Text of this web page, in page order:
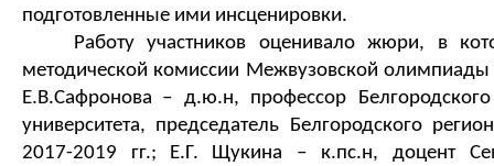
подготовленные ими инсценировки.
Работу участников оценивало жюри, в
методической комиссии Межвузовской олимпиады
Е.В.Сафронова – д.ю.н, профессор Белгородского
университета, председатель Белгородского
2017-2019 гг.; Е.Г. Щукина – к.пс.н, доцент